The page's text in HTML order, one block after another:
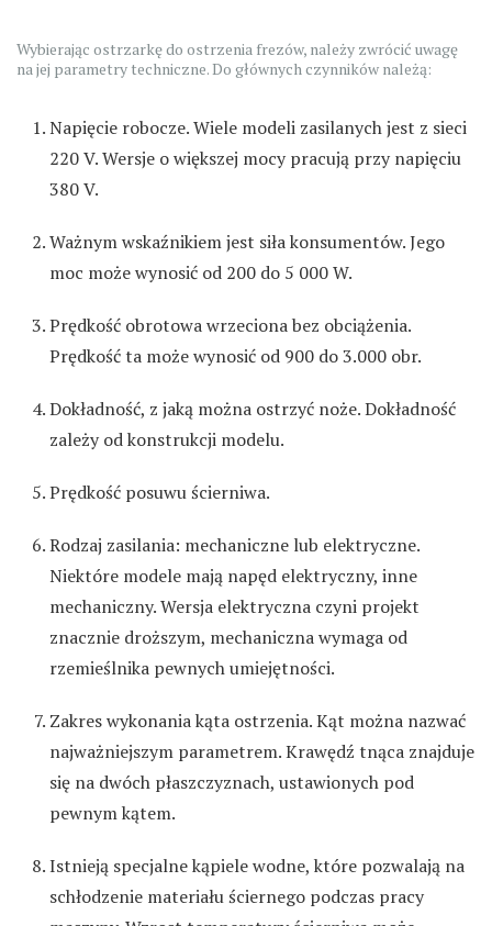
Wybierając ostrzarkę do ostrzenia frezów, należy zwrócić uwagę
na jej parametry techniczne. Do głównych czynników należą:
Napięcie robocze. Wiele modeli zasilanych jest z sieci
220 V. Wersje o większej mocy pracują przy napięciu
380 V.
Ważnym wskaźnikiem jest siła konsumentów. Jego
moc może wynosić od 200 do 5 000 W.
Prędkość obrotowa wrzeciona bez obciążenia.
Prędkość ta może wynosić od 900 do 3.000 obr.
Dokładność, z jaką można ostrzyć noże. Dokładność
zależy od konstrukcji modelu.
Prędkość posuwu ścierniwa.
Rodzaj zasilania: mechaniczne lub elektryczne.
Niektóre modele mają napęd elektryczny, inne
mechaniczny. Wersja elektryczna czyni projekt
znacznie droższym, mechaniczna wymaga od
rzemieślnika pewnych umiejętności.
Zakres wykonania kąta ostrzenia. Kąt można nazwać
najważniejszym parametrem. Krawędź tnąca znajduje
się na dwóch płaszczyznach, ustawionych pod
pewnym kątem.
Istnieją specjalne kąpiele wodne, które pozwalają na
schłodzenie materiału ściernego podczas pracy